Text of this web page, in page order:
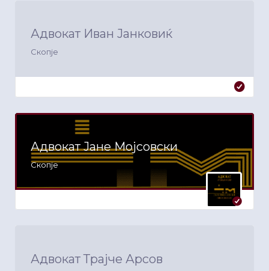
Адвокат Иван Јанковиќ
Скопје
Адвокат Јане Мојсовски
Скопје
Адвокат Трајче Арсов